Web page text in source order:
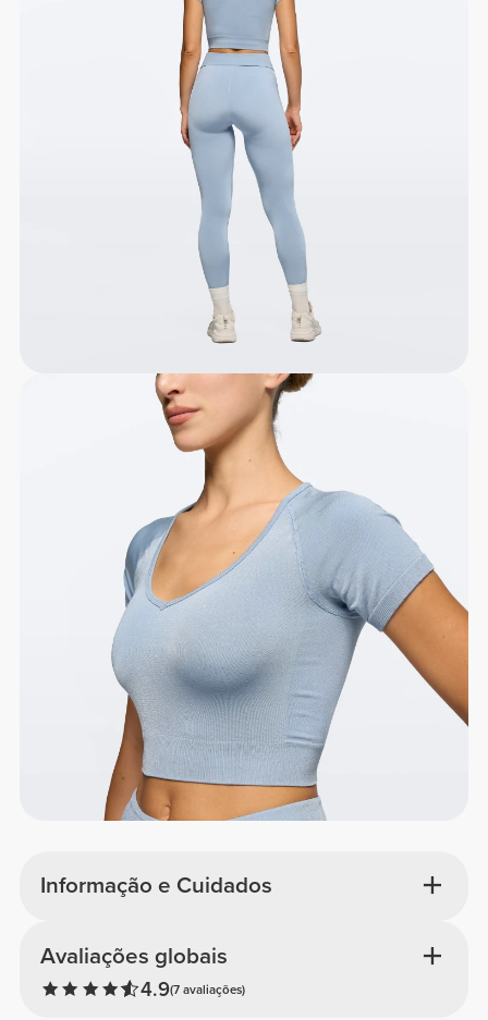
Informação e Cuidados
Avaliações globais
4.9(7 avaliações)